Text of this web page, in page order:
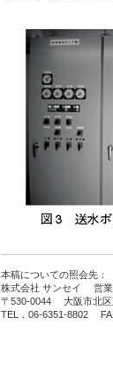
本稿についての照会先：
株式会社 サンセイ 営
〒530-0044 大阪市北区
TEL．06-6351-8802